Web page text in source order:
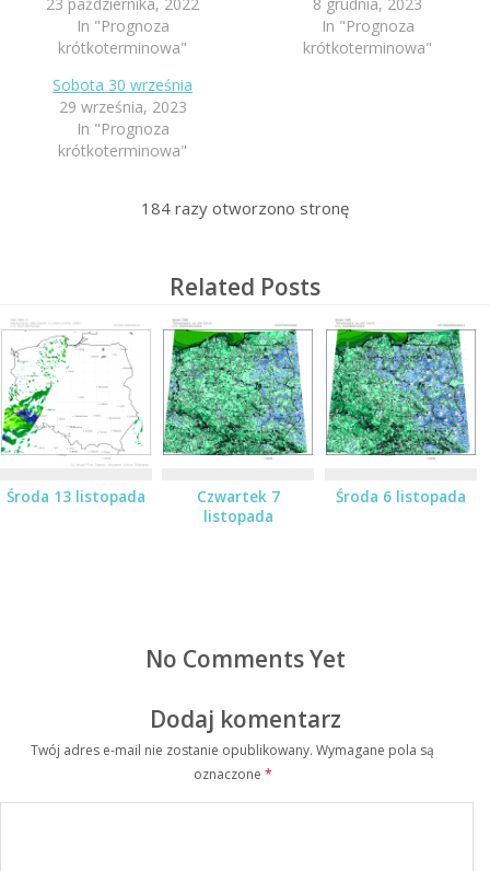
In "Prognoza
krótkoterminowa"
In "Prognoza
krótkoterminowa"
Sobota 30 września
29 września, 2023
In "Prognoza
krótkoterminowa"
184 razy otworzono stronę
Related Posts
Środa 13 listopada
Czwartek 7
listopada
Środa 6 listopada
No Comments Yet
Dodaj komentarz
Twój adres e-mail nie zostanie opublikowany. Wymagane pola są
oznaczone *